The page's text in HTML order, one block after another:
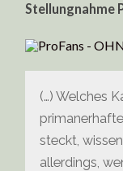
Stellungnahme
(…) Welches
steckt,
allerdings,